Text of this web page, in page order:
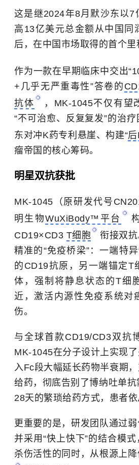
这是继2024年8月默沙东以7
高13亿美元总金额从中国同
后，在中国市场取得的首个里
作为一款在早期临床中交出
+几乎无严重毒性”答卷的
抗体
，MK-1045不仅有望
“不可治愈、反复复发”的治
东对冲K药专利悬崖、构建“
瘤帝国的核心筹码。
明星双抗获批
MK-1045（原研发代号
明生物WuXiBody™平台
CD19×CD3 T细胞
衔接双
精准的“免疫桥梁”：一端特
的CD19抗原，另一端锚定T
体，强制将静息状态的T细
近，激活内源性免疫系统对
伤。
与全球首款CD19/CD3双抗
MK-1045在分子设计上实现了
入Fc段大幅延长药物半衰期
给药，彻底告别了博纳吐单
28天的繁琐给药方式，患者依
更重要的是，研发团队通过
并采用“快上快下”的结合模
杀伤活性的同时，从根源上